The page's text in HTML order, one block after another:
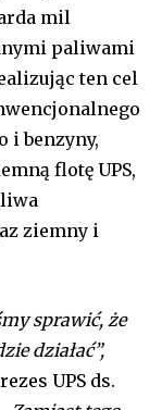
mil
paliwami
ten cel
i benzyny,
flotę UPS,
ziemny i
sprawić, że
działać”,
UPS ds.